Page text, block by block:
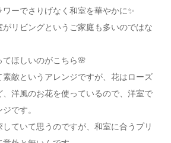
ーでさりげなく和室を華やかに✨
がリビングというご家庭も多いのではな
ほしいのがこちら🌸
敵というアレンジですが、花はローズ
洋風のお花を使っているので、洋室で
です。
ていて思うのですが、和室に合うプリ